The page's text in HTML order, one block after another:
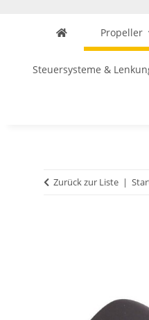
Propeller
Steuersysteme &
Zurück zur Liste